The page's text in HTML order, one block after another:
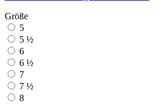
Größe
5
5 ½
6
6 ½
7
7 ½
8